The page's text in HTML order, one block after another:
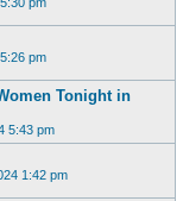
pm
Tonight in
5:43 pm
1:42 pm